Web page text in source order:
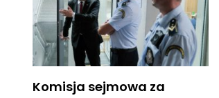
Komisja sejmowa za